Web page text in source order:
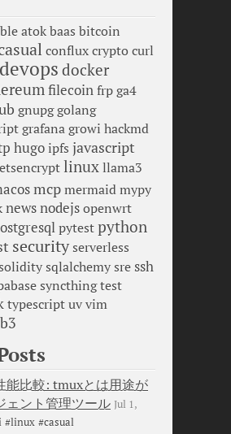
atokbaas bitcoin
confluxcryptocurl
devops docker
filecoinfrpga4
gnupggolang
grafanagrowi hackmd
hugoipfs javascript
linuxllama3
mcpmermaidmypy
newsnodejsopenwrt
pytestpython
securityserverless
sqlalchemysre ssh
syncthingtest
typescriptuvvim
能比較: tmuxとは用途が
ェント管理ツール Jul 1,
#linux #casual